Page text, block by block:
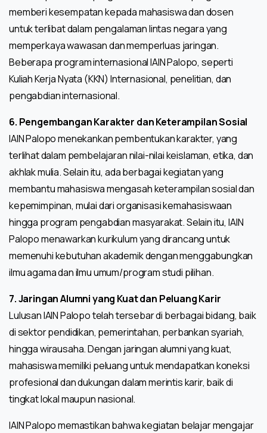
memberi kesempatan kepada mahasiswa dan dosen
untuk terlibat dalam pengalaman lintas negara yang
memperkaya wawasan dan memperluas jaringan.
Beberapa program internasional IAIN Palopo, seperti
Kuliah Kerja Nyata (KKN) Internasional, penelitian, dan
pengabdian internasional.
6. Pengembangan Karakter dan Keterampilan Sosial
IAIN Palopo menekankan pembentukan karakter, yang
terlihat dalam pembelajaran nilai-nilai keislaman, etika, dan
akhlak mulia. Selain itu, ada berbagai kegiatan yang
membantu mahasiswa mengasah keterampilan sosial dan
kepemimpinan, mulai dari organisasi kemahasiswaan
hingga program pengabdian masyarakat. Selain itu, IAIN
Palopo menawarkan kurikulum yang dirancang untuk
memenuhi kebutuhan akademik dengan menggabungkan
ilmu agama dan ilmu umum/program studi pilihan.
7. Jaringan Alumni yang Kuat dan Peluang Karir
Lulusan IAIN Palopo telah tersebar di berbagai bidang, baik
di sektor pendidikan, pemerintahan, perbankan syariah,
hingga wirausaha. Dengan jaringan alumni yang kuat,
mahasiswa memiliki peluang untuk mendapatkan koneksi
profesional dan dukungan dalam merintis karir, baik di
tingkat lokal maupun nasional.
IAIN Palopo memastikan bahwa kegiatan belajar mengajar